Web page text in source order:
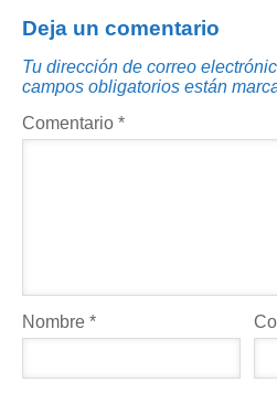
Deja un comentario
Tu dirección de correo
campos obligatorios están
Comentario *
Nombre *